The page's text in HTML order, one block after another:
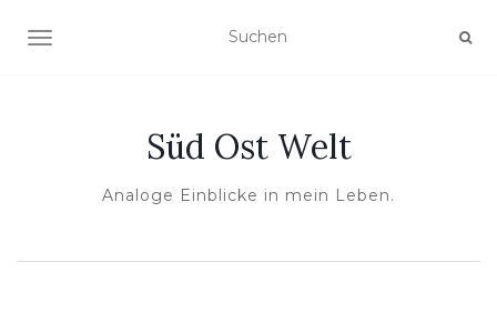
NAVIGATION UMSCHALTEN
Süd Ost Welt
Analoge Einblicke in mein Leben.